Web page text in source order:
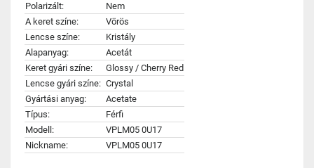
Polarizált:
Nem
A keret színe:
Vörös
Lencse színe:
Kristály
Alapanyag:
Acetát
Keret gyári színe:
Glossy / Cherry Red
Lencse gyári színe: Crystal
Gyártási anyag:
Acetate
Típus:
Férfi
Modell:
VPLM05 0U17
Nickname:
VPLM05 0U17